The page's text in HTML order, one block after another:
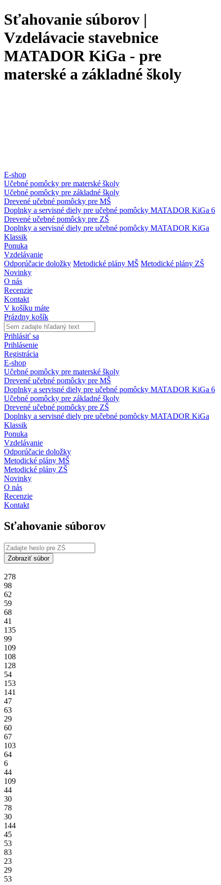
Sťahovanie súborov |
Vzdelávacie stavebnice
MATADOR KiGa - pre
materské a základné školy
E-shop
Učebné pomôcky pre materské školy
Učebné pomôcky pre základné školy
Drevené učebné pomôcky pre MŠ
Doplnky a servisné diely pre učebné pomôcky MATADOR KiGa 6
Drevené učebné pomôcky pre ZŠ
Doplnky a servisné diely pre učebné pomôcky MATADOR KiGa
Klassik
Ponuka
Vzdelávanie
Odporúčacie doložky Metodické plány MŠ Metodické plány ZŠ
Novinky
O nás
Recenzie
Kontakt
V košíku máte
Prázdny košík
Prihlásiť sa
Prihlásenie
Registrácia
E-shop
Učebné pomôcky pre materské školy
Drevené učebné pomôcky pre MŠ
Doplnky a servisné diely pre učebné pomôcky MATADOR KiGa 6
Učebné pomôcky pre základné školy
Drevené učebné pomôcky pre ZŠ
Doplnky a servisné diely pre učebné pomôcky MATADOR KiGa
Klassik
Ponuka
Vzdelávanie
Odporúčacie doložky
Metodické plány MŠ
Metodické plány ZŠ
Novinky
O nás
Recenzie
Kontakt
Sťahovanie súborov
Zobraziť súbor
278
98
62
59
68
41
135
99
109
108
128
54
153
141
47
63
29
60
67
103
64
6
44
109
44
30
78
30
144
45
53
83
23
29
53